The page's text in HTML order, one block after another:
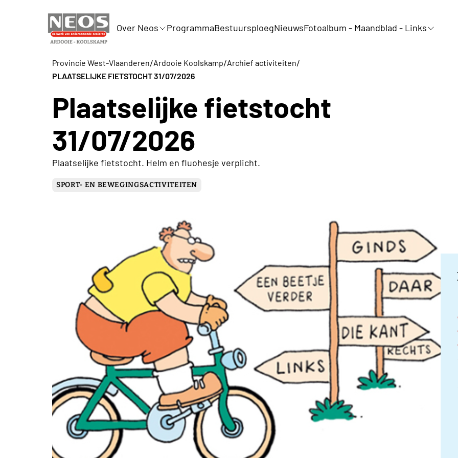
Over Neos ProgrammaBestuursploegNieuwsFotoalbum - Maandblad - Links
Provincie West-Vlaanderen/Ardooie Koolskamp/Archief activiteiten/
PLAATSELIJKE FIETSTOCHT 31/07/2026
Plaatselijke fietstocht
31/07/2026
Plaatselijke fietstocht. Helm en fluohesje verplicht.
SPORT- EN BEWEGINGSACTIVITEITEN